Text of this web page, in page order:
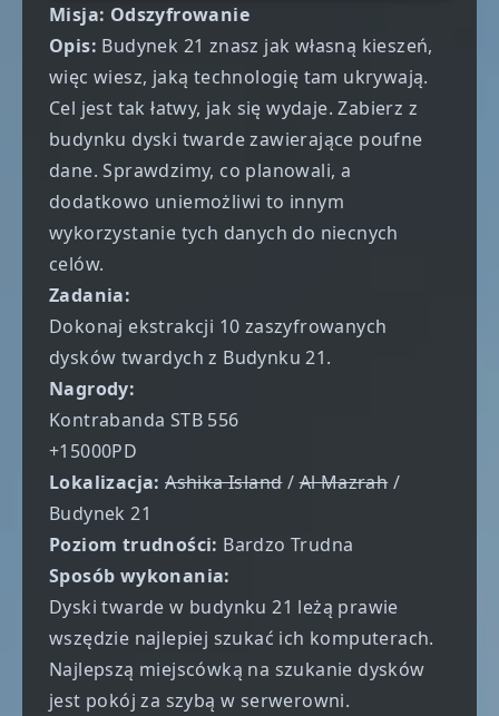
Misja: Odszyfrowanie
Opis: Budynek 21 znasz jak własną kieszeń,
więc wiesz, jaką technologię tam ukrywają.
Cel jest tak łatwy, jak się wydaje. Zabierz z
budynku dyski twarde zawierające poufne
dane. Sprawdzimy, co planowali, a
dodatkowo uniemożliwi to innym
wykorzystanie tych danych do niecnych
celów.
Zadania:
Dokonaj ekstrakcji 10 zaszyfrowanych
dysków twardych z Budynku 21.
Nagrody:
Kontrabanda STB 556
+15000PD
Lokalizacja:Ashika Island/Al Mazrah/
Budynek 21
Poziom trudności: Bardzo Trudna
Sposób wykonania:
Dyski twarde w budynku 21 leżą prawie
wszędzie najlepiej szukać ich komputerach.
Najlepszą miejscówką na szukanie dysków
jest pokój za szybą w serwerowni.